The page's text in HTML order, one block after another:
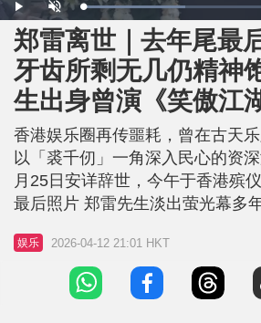
P
l
a
y
U
n
m
u
t
e
L
o
:
5
0
.
5
6
郑雷离世｜去年尾最
牙齿所剩无几仍精神
生出身曾演《笑傲江
香港娱乐圈再传噩耗，曾在古天
以「裘千仞」一角深入民心的资
月25日安详辞世，今午于香港殡
最后照片 郑雷先生淡出萤光幕多
直备受关注，两年前更一度误传
月，其好友兼香港动作指导吴育
照，才平息了谣言。从这张最后
郑雷先生虽然老态尽现，头发与
娱乐 2026-04-12 21:01 HKT